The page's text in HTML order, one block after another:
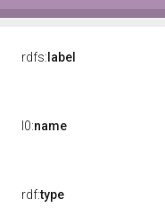
rdfs: label
l0:name
rdf:type